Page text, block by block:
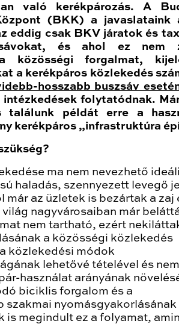
való kerékpározás. A
(BKK) a javaslataink
eddig csak BKV járatok és
sávokat, és ahol ez nem
közösségi forgalmat,
a kerékpáros közlekedés
hosszabb buszsáv
intézkedések folytatódnak.
találunk példát erre a
kerékpáros „infrastruktúra
ma nem nevezhető
haladás, szennyezett levegő
már az üzletek is bezártak a zaj
nagyvárosaiban már
nem tartható, ezért
a közösségi közlekedés
közlekedési módok
lehetővé tételével és
használat arányának
biciklis forgalom és a
szakmai nyomásgyakorlásának
is megindult ez a folyamat,